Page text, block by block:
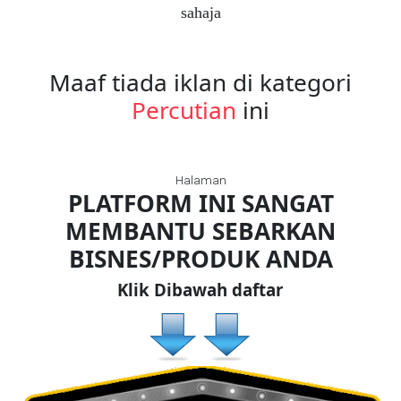
sahaja
Maaf tiada iklan di kategori
Percutian ini
Halaman
PLATFORM INI SANGAT
MEMBANTU SEBARKAN
BISNES/PRODUK ANDA
Klik Dibawah daftar
WANITA(0)
LELAKI(0)